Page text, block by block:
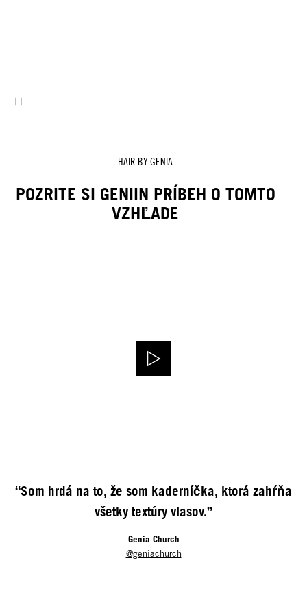
HAIR BY GENIA
POZRITE SI GENIIN PRÍBEH O TOMTO
VZHĽADE
“Som hrdá na to, že som kaderníčka, ktorá zahŕňa
všetky textúry vlasov.”
Genia Church
@geniachurch